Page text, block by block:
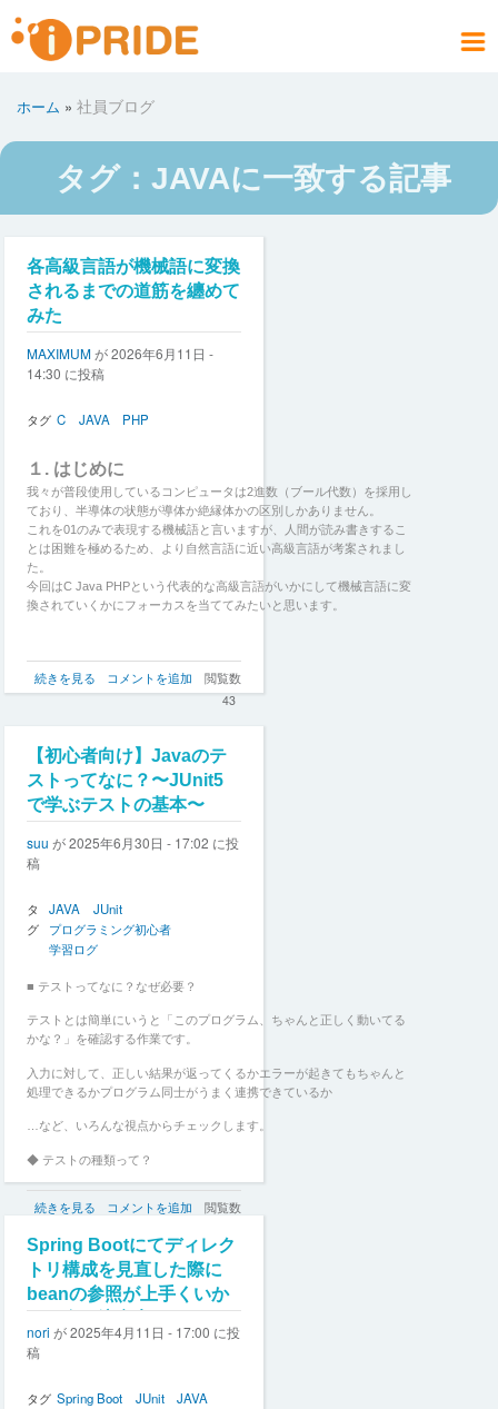
ツ
ュ
ーン
ホーム 社員ブログ
タグ：JAVAに一致する記事
各高級言語が機械語に変換
されるまでの道筋を纏めて
みた
MAXIMUMが2026年6月11日 -
14:30 に投稿
タグ C JAVA PHP
１. はじめに
我々が普段使用しているコンピュータは2進数（ブール代数）を採用し
ており、半導体の状態が導体か絶縁体かの区別しかありません。
これを01のみで表現する機械語と言いますが、人間が読み書きするこ
とは困難を極めるため、より自然言語に近い高級言語が考案されまし
た。
今回はC Java PHPという代表的な高級言語がいかにして機械言語に変
換されていくかにフォーカスを当ててみたいと思います。
各
高
語
が
機
械
に
変
さ
れ
で
道
筋
纏
め
み
の
続きを見る コメントを追加
閲覧数
43
【初心者向け】Javaのテ
ストってなに？〜JUnit5
で学ぶテストの基本〜
suu が2025年6月30日 - 17:02 に投
稿
タ
グ
JAVA
JUnit
プログラミング初心者
学習ログ
■ テストってなに？なぜ必要？
テストとは簡単にいうと「このプログラム、ちゃんと正しく動いてる
かな？」を確認する作業です。
入力に対して、正しい結果が返ってくるかエラーが起きてもちゃんと
処理できるかプログラム同士がうまく連携できているか
…など、いろんな視点からチェックします。
◆ テストの種類って？
実際の開発では、いくつかの段階に分けてテストを行います。
内容
単体テスト
小さな部品（関数やクラス）が正しく動くか
統合テスト
複数の部品をつなげたときにうまく動くか
【初
者
向
け】
Java
テ
ス
っ
続きを見る コメントを追加
閲覧数
Spring Bootにてディレク
トリ構成を見直した際に
beanの参照が上手くいか
nori が2025年4月11日 - 17:00 に投
稿
タグ Spring Boot JUnit JAVA